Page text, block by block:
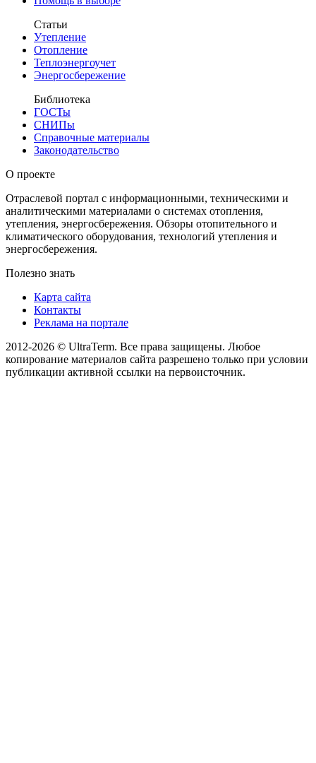
Статьи
Утепление
Отопление
Теплоэнергоучет
Энергосбережение
Библиотека
ГОСТы
СНИПы
Справочные материалы
Законодательство
О проекте
Отраслевой портал с информационными, техническими и
аналитическими материалами о системах отопления,
утепления, энергосбережения. Обзоры отопительного и
климатического оборудования, технологий утепления и
энергосбережения.
Полезно знать
Карта сайта
Контакты
Реклама на портале
2012-2026 © UltraTerm. Все права защищены. Любое
копирование материалов сайта разрешено только при условии
публикации активной ссылки на первоисточник.